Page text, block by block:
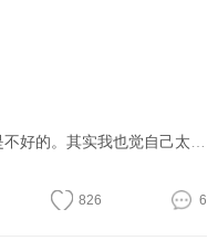
826 6